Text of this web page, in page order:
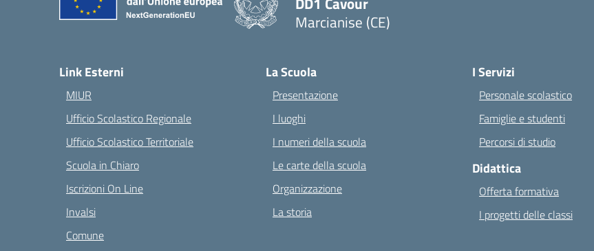
Marcianise (CE)
Link Esterni
MIUR
Ufficio Scolastico Regionale
Ufficio Scolastico Territoriale
Scuola in Chiaro
Iscrizioni On Line
Invalsi
Comune
La Scuola
Presentazione
I luoghi
I numeri della scuola
Le carte della scuola
Organizzazione
La storia
I Servizi
Personale scolastico
Famiglie e studenti
Percorsi di studio
Didattica
Offerta formativa
I progetti delle classi